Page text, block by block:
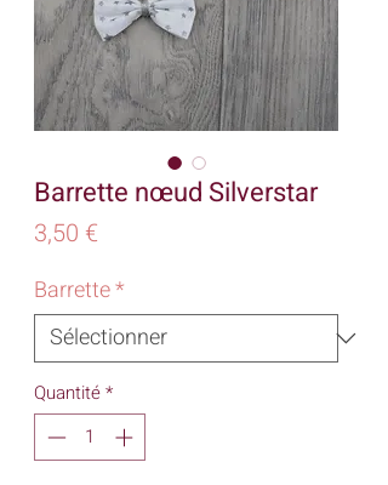
Barrette nœud Silverstar
3,50 €
Barrette*
Quantité*